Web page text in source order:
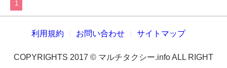
1
利用規約 お問い合わせ サイトマップ
COPYRIGHTS 2017 © マルチタクシー.info ALL RIGHT